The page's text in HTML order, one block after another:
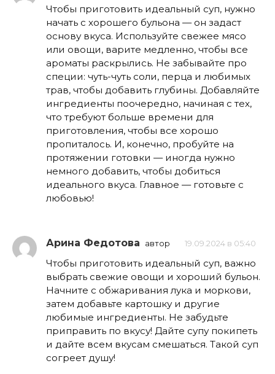
Чтобы приготовить идеальный суп, нужно
начать с хорошего бульона — он задаст
основу вкуса. Используйте свежее мясо
или овощи, варите медленно, чтобы все
ароматы раскрылись. Не забывайте про
специи: чуть-чуть соли, перца и любимых
трав, чтобы добавить глубины. Добавляйте
ингредиенты поочередно, начиная с тех,
что требуют больше времени для
приготовления, чтобы все хорошо
пропиталось. И, конечно, пробуйте на
протяжении готовки — иногда нужно
немного добавить, чтобы добиться
идеального вкуса. Главное — готовьте с
любовью!
Арина Федотова автор 19.09.2024 в 05:40
Чтобы приготовить идеальный суп, важно
выбрать свежие овощи и хороший бульон.
Начните с обжаривания лука и моркови,
затем добавьте картошку и другие
любимые ингредиенты. Не забудьте
приправить по вкусу! Дайте супу покипеть
и дайте всем вкусам смешаться. Такой суп
согреет душу!